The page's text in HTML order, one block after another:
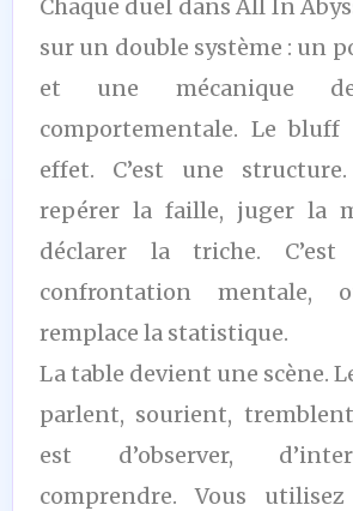
Chaque duel dans All In
sur un double système : un
et une mécanique
comportementale. Le bluff
effet. C’est une
repérer la faille, juger la
déclarer la triche.
confrontation mentale,
remplace la statistique.
La table devient une scène.
parlent, sourient,
est d’observer,
comprendre. Vous